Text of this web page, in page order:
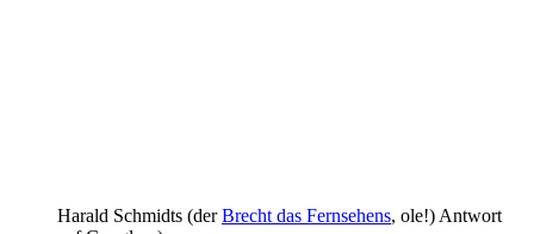
Harald Schmidts (derBrecht das Fernsehens, ole!) Antwort